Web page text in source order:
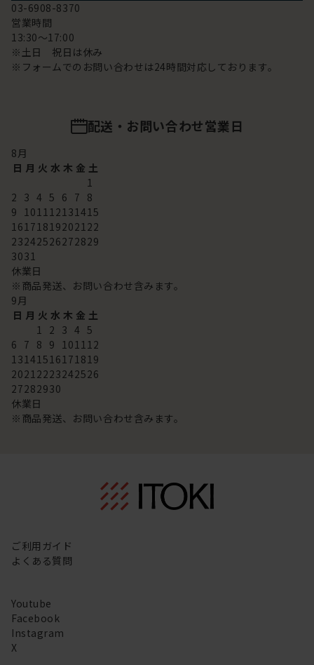
03-6908-8370
営業時間
13:30～17:00
※土日 祝日は休み
※フォームでのお問い合わせは24時間対応しております。
配送・お問い合わせ営業日
8月
日 月 火 水 木 金 土
1
2 3 4 5 6 7 8
9 101112131415
16171819202122
23242526272829
3031
休業日
※商品発送、お問い合わせ含みます。
9月
日 月 火 水 木 金 土
1 2 3 4 5
6 7 8 9 101112
13141516171819
20212223242526
27282930
休業日
※商品発送、お問い合わせ含みます。
ご利用ガイド
よくある質問
Youtube
Facebook
Instagram
X